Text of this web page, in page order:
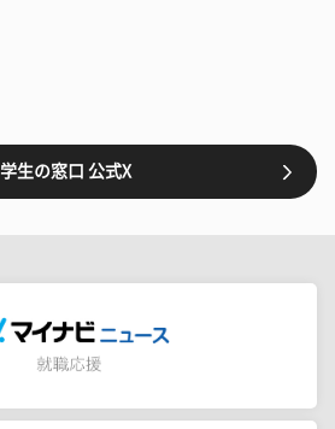
学生の窓口 公式X